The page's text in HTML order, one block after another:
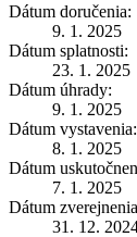
Dátum doručenia:
9. 1. 2025
Dátum splatnosti:
23. 1. 2025
Dátum úhrady:
9. 1. 2025
Dátum vystavenia:
8. 1. 2025
Dátum
7. 1. 2025
Dátum
31. 12.